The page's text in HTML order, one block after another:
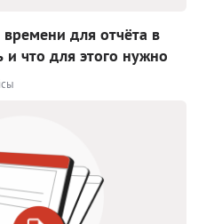
для отчёта в
что для этого нужно